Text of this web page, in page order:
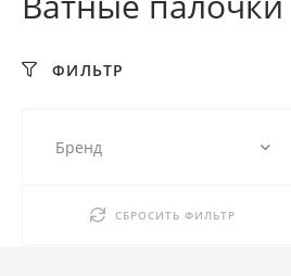
ФИЛЬТР
Бренд
СБРОСИТЬ ФИЛЬТР